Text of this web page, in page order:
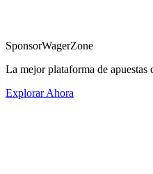
SponsorWagerZone
La mejor plataforma de
Explorar Ahora